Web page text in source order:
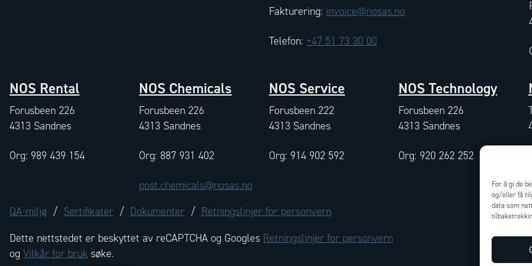
For å gi de
og/eller få
data som
Fakturering: invoice@nosas.no
Telefon: +47 51 73 30 00
NOS Rental
Forusbeen 226
4313 Sandnes
Org: 989 439 154
NOS Chemicals
Forusbeen 226
4313 Sandnes
Org: 887 931 402
post.chemicals@nosas.no
NOS Service
Forusbeen 222
4313 Sandnes
Org: 914 902 592
NOS Technology
Forusbeen 226
4313 Sandnes
Org: 920 262 252
QA-miljø / Sertifikater / Dokumenter / Retningslinjer for personvern
Dette nettstedet er beskyttet av reCAPTCHA og Googles Retningslinjer for personvern
og Vilkår for bruk søke.